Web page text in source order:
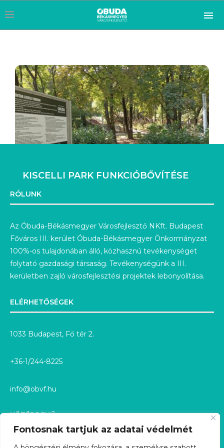
Fontosnak tartjuk az adatai védelmét
KISCELLI PARK FUNKCIÓBŐVÍTÉSE
RÓLUNK
Az Óbuda-Békásmegyer Városfejlesztő NKft. Budapest
Főváros III. kerület Óbuda-Békásmegyer Önkormányzat
100%-os tulajdonában álló, közhasznú tevékenységet
folytató gazdasági társaság. Tevékenységünk a III.
kerületben zajló városfejlesztési projektek lebonyolítása.
ELÉRHETŐSÉGEK
1033 Budapest, Fő tér 2.
+36-1/244-8225
info@obvf.hu
KÖZÉRDEKŰ
KÖZÉRDEKŰ ADATOK